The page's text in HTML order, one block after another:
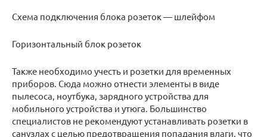
Схема подключения блока розеток — шлейфом
Горизонтальный блок розеток
Также необходимо учесть и розетки для временных
приборов. Сюда можно отнести элементы в виде
пылесоса, ноутбука, зарядного устройства для
мобильного устройства и утюга. Большинство
специалистов не рекомендуют устанавливать розетки в
санузлах с целью предотвращения попадания влаги, что